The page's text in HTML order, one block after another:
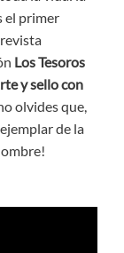
el primer
Los Tesoros
y sellocon
olvides que,
de la